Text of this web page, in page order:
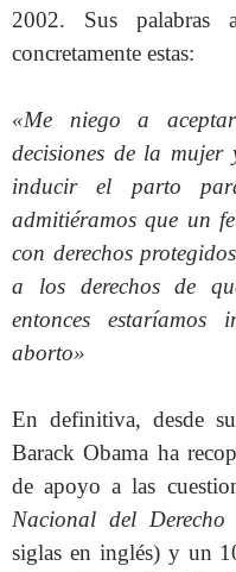
2002. Sus palabras
concretamente estas:
«Me niego a
decisiones de la mujer
inducir el parto
admitiéramos que un
con derechos
a los derechos de
entonces estaríamos
aborto»
En definitiva, desde
Barack Obama ha
de apoyo a las
Nacional del
siglas en inglés) y un